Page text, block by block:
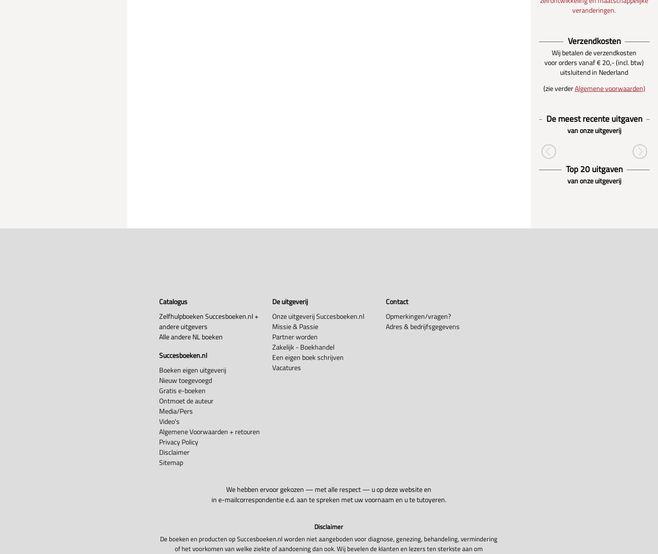
veranderingen.
Verzendkosten
Wij betalen de verzendkosten
voor orders vanaf € 20,- (incl. btw)
uitsluitend in Nederland
(zie verderAlgemene voorwaarden)
De meest recente uitgaven
van onze uitgeverij
Top 20 uitgaven
van onze uitgeverij
Catalogus
Zelfhulpboeken Succesboeken.nl +
andere uitgevers
Alle andere NL boeken
Succesboeken.nl
Boeken eigen uitgeverij
Nieuw toegevoegd
Gratis e-boeken
Ontmoet de auteur
Media/Pers
Video's
Algemene Voorwaarden + retouren
Privacy Policy
Disclaimer
Sitemap
De uitgeverij
Onze uitgeverij Succesboeken.nl
Missie & Passie
Partner worden
Zakelijk - Boekhandel
Een eigen boek schrijven
Vacatures
Contact
Opmerkingen/vragen?
Adres & bedrijfsgegevens
We hebben ervoor gekozen — met alle respect — u op deze website en
in e-mailcorrespondentie e.d. aan te spreken met uw voornaam en u te tutoyeren.
Disclaimer
De boeken en producten op Succesboeken.nl worden niet aangeboden voor diagnose, genezing, behandeling, vermindering
of het voorkomen van welke ziekte of aandoening dan ook. Wij bevelen de klanten en lezers ten sterkste aan om